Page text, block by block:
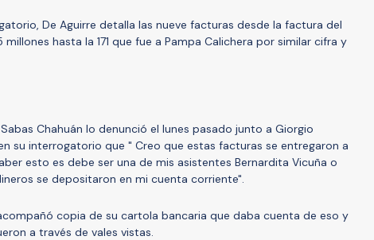
De Aguirre detalla las nueve facturas desde la factura del
hasta la 171 que fue a Pampa Calichera por similar cifra y
Chahuán lo denunció el lunes pasado junto a Giorgio
su interrogatorio que " Creo que estas facturas se entregaron a
esto es debe ser una de mis asistentes Bernardita Vicuña o
se depositaron en mi cuenta corriente".
copia de su cartola bancaria que daba cuenta de eso y
a través de vales vistas.